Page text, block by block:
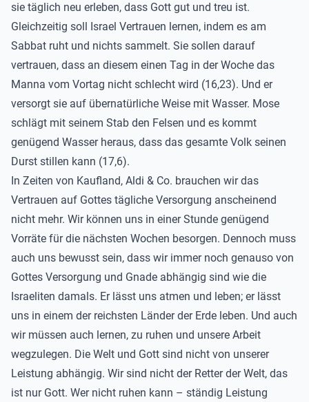
sie täglich neu erleben, dass Gott gut und treu ist.
Gleichzeitig soll Israel Vertrauen lernen, indem es am
Sabbat ruht und nichts sammelt. Sie sollen darauf
vertrauen, dass an diesem einen Tag in der Woche das
Manna vom Vortag nicht schlecht wird (16,23). Und er
versorgt sie auf übernatürliche Weise mit Wasser. Mose
schlägt mit seinem Stab den Felsen und es kommt
genügend Wasser heraus, dass das gesamte Volk seinen
Durst stillen kann (17,6).
In Zeiten von Kaufland, Aldi & Co. brauchen wir das
Vertrauen auf Gottes tägliche Versorgung anscheinend
nicht mehr. Wir können uns in einer Stunde genügend
Vorräte für die nächsten Wochen besorgen. Dennoch muss
auch uns bewusst sein, dass wir immer noch genauso von
Gottes Versorgung und Gnade abhängig sind wie die
Israeliten damals. Er lässt uns atmen und leben; er lässt
uns in einem der reichsten Länder der Erde leben. Und auch
wir müssen auch lernen, zu ruhen und unsere Arbeit
wegzulegen. Die Welt und Gott sind nicht von unserer
Leistung abhängig. Wir sind nicht der Retter der Welt, das
ist nur Gott. Wer nicht ruhen kann – ständig Leistung